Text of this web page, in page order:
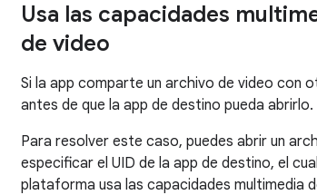
Usa las capacidades
de video
Si la app comparte un archivo de video con
antes de que la app de destino pueda abrirlo.
Para resolver este caso, puedes abrir un
especificar el UID de la app de destino, el
plataforma usa las capacidades multimedia